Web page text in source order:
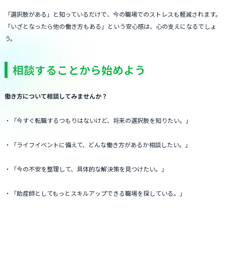
「選択肢がある」と知っているだけで、今の職場でのストレスも軽減されます。
「いざとなったら他の働き方もある」という安心感は、心の支えになるでしょ
う。
相談することから始めよう
働き方について相談してみませんか？
・「今すぐ転職するつもりはないけど、将来の選択肢を知りたい。」
・「ライフイベントに備えて、どんな働き方があるか相談したい。」
・「今の不安を整理して、具体的な解決策を見つけたい。」
・「助産師としてもっとスキルアップできる職場を探している。」